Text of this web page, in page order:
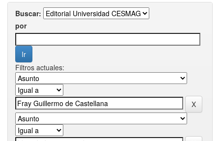
Buscar:
por
Filtros actuales: